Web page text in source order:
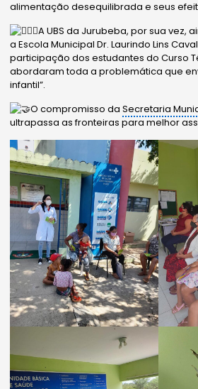
alimentação desequilibrada e seus
A UBS da Jurubeba, por sua vez,
a Escola Municipal Dr. Laurindo Lins
participação dos estudantes do Curso
abordaram toda a problemática que
infantil”.
O compromisso daSecretaria
ultrapassa as fronteiras para melhor